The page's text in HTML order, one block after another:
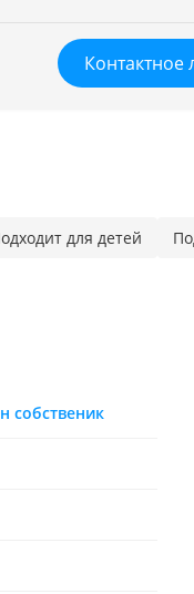
Контактное
для детей
собственик